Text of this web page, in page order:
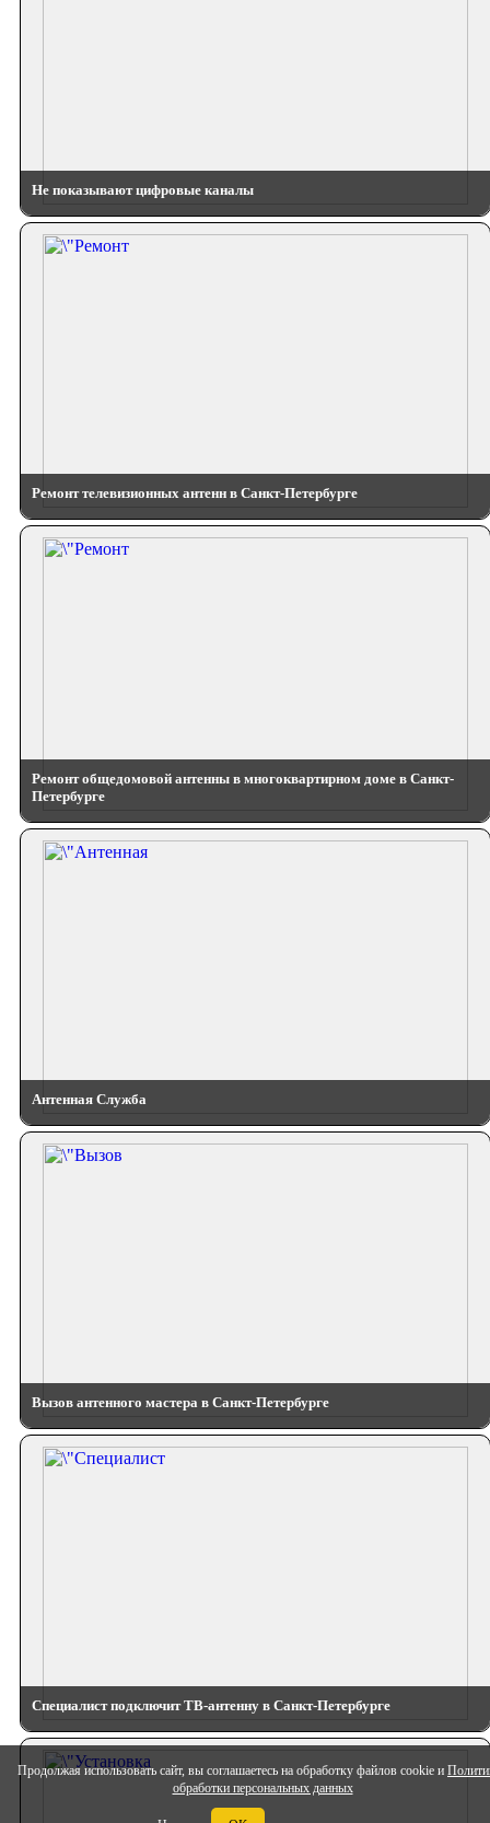
Продолжая использовать сайт, вы соглашаетесь на обработку файлов cookie и
обработки персональных данных
Не показывают цифровые каналы
Ремонт телевизионных антенн в Санкт-Петербурге
Ремонт общедомовой антенны в многоквартирном доме в Санкт-
Петербурге
Антенная Служба
Вызов антенного мастера в Санкт-Петербурге
Специалист подключит ТВ-антенну в Санкт-Петербурге